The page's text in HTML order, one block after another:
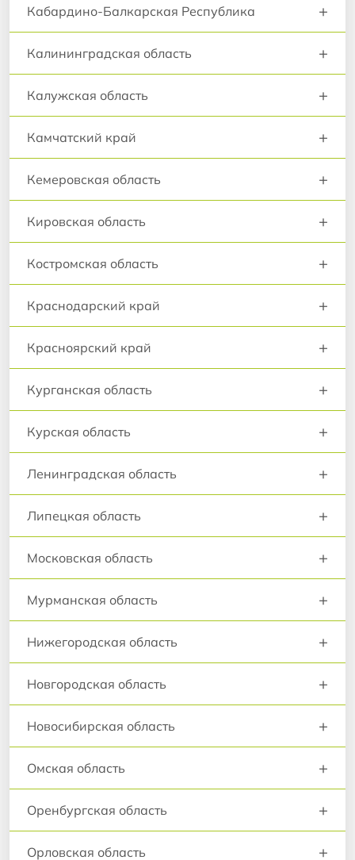
Кабардино-Балкарская Республика +
Калининградская область +
Калужская область +
Камчатский край +
Кемеровская область +
Кировская область +
Костромская область +
Краснодарский край +
Красноярский край +
Курганская область +
Курская область +
Ленинградская область +
Липецкая область +
Московская область +
Мурманская область +
Нижегородская область +
Новгородская область +
Новосибирская область +
Омская область +
Оренбургская область +
Орловская область +